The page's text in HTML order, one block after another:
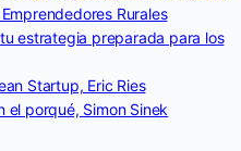
Rurales
estrategia preparada para los
Startup, Eric Ries
el porqué, Simon Sinek